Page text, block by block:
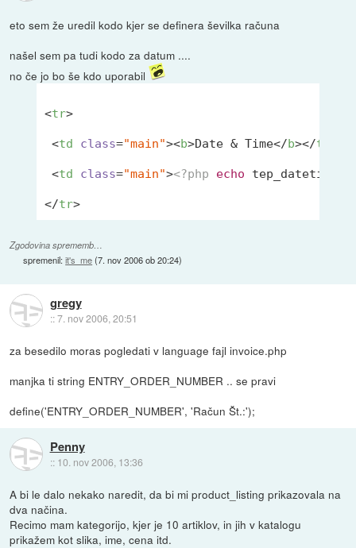
eto sem že uredil kodo kjer se definera ševilka računa
našel sem pa tudi kodo za datum ....
no če jo bo še kdo uporabil
<tr>
<td class="main"><b>Date & Time</b></td
<td class="main"><?php echo
</tr>
Zgodovina sprememb…
spremenil:it's_me(7. nov 2006 ob 20:24)
gregy
::7. nov 2006, 20:51
za besedilo moras pogledati v language fajl invoice.php
manjka ti string ENTRY_ORDER_NUMBER .. se pravi
define('ENTRY_ORDER_NUMBER', 'Račun Št.:');
Penny
:: 10. nov 2006, 13:36
A bi le dalo nekako naredit, da bi mi product_listing prikazovala na
dva načina.
Recimo mam kategorijo, kjer je 10 artiklov, in jih v katalogu
prikažem kot slika, ime, cena itd.